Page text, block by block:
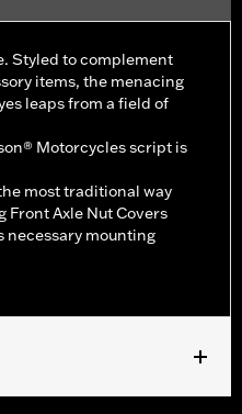
Styled to complement
items, the menacing
leaps from a field of
Motorcycles script is
most traditional way
Axle Nut Covers
necessary mounting